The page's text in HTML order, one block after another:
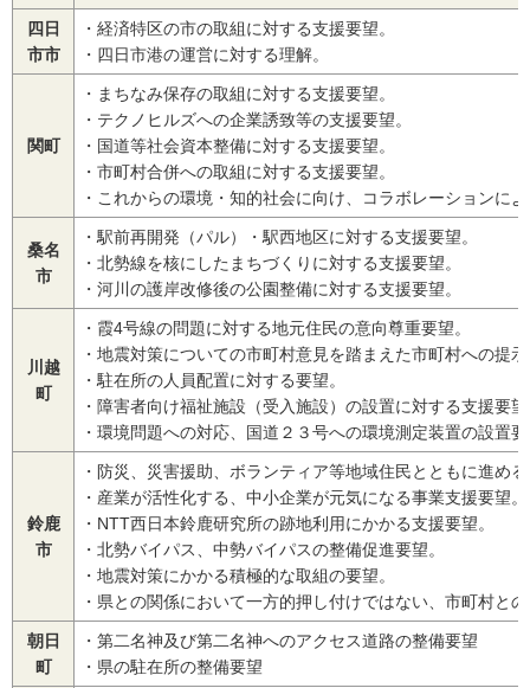
四日
市市
・経済特区の市の取組に対する支援要望。
・四日市港の運営に対する理解。
関町
・まちなみ保存の取組に対する支援要望。
・テクノヒルズへの企業誘致等の支援要望。
・国道等社会資本整備に対する支援要望。
・市町村合併への取組に対する支援要望。
・これからの環境・知的社会に向け、コラボレーションに
桑名
市
・駅前再開発（パル）・駅西地区に対する支援要望。
・北勢線を核にしたまちづくりに対する支援要望。
・河川の護岸改修後の公園整備に対する支援要望。
川越
町
・霞4号線の問題に対する地元住民の意向尊重要望。
・地震対策についての市町村意見を踏まえた市町村への提
・駐在所の人員配置に対する要望。
・障害者向け福祉施設（受入施設）の設置に対する支援要
・環境問題への対応、国道２３号への環境測定装置の設置
鈴鹿
市
・防災、災害援助、ボランティア等地域住民とともに進め
・産業が活性化する、中小企業が元気になる事業支援要望。
・NTT西日本鈴鹿研究所の跡地利用にかかる支援要望。
・北勢バイパス、中勢バイパスの整備促進要望。
・地震対策にかかる積極的な取組の要望。
・県との関係において一方的押し付けではない、市町村と
朝日
町
・第二名神及び第二名神へのアクセス道路の整備要望
・県の駐在所の整備要望